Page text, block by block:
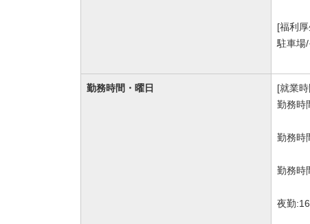
[福利
駐車場/
勤務時間・曜日
[就業
勤務時
勤務時
勤務時
夜勤